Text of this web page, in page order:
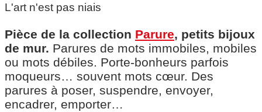
L'art n'est pas niais
Pièce de la collection Parure, petits bijoux
de mur. Parures de mots immobiles, mobiles
ou mots débiles. Porte-bonheurs parfois
moqueurs… souvent mots cœur. Des
parures à poser, suspendre, envoyer,
encadrer, emporter…